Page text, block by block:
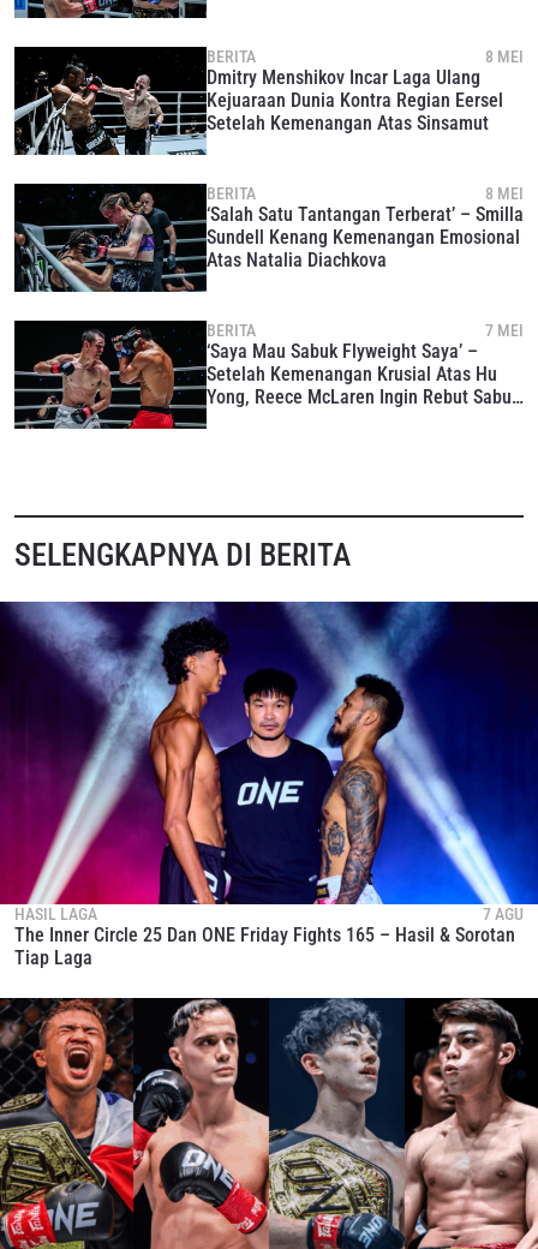
BERITA 8 MEI
Dmitry Menshikov Incar Laga Ulang
Kejuaraan Dunia Kontra Regian Eersel
Setelah Kemenangan Atas Sinsamut
BERITA 8 MEI
‘Salah Satu Tantangan Terberat’ – Smilla
Sundell Kenang Kemenangan Emosional
Atas Natalia Diachkova
BERITA 7 MEI
‘Saya Mau Sabuk Flyweight Saya’ –
Setelah Kemenangan Krusial Atas Hu
Yong, Reece McLaren Ingin Rebut Sabuk
SELENGKAPNYA DI BERITA
HASIL LAGA 7 AGU
The Inner Circle 25 Dan ONE Friday Fights 165 – Hasil & Sorotan
Tiap Laga